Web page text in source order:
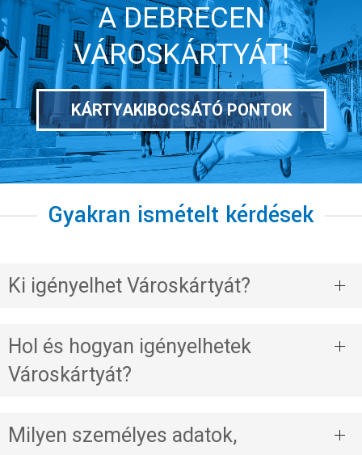
A DEBRECEN
VÁROSKÁRTYÁT!
KÁRTYAKIBOCSÁTÓ PONTOK
Gyakran ismételt kérdések
Ki igényelhet Városkártyát?
Hol és hogyan igényelhetek
Városkártyát?
Milyen személyes adatok,